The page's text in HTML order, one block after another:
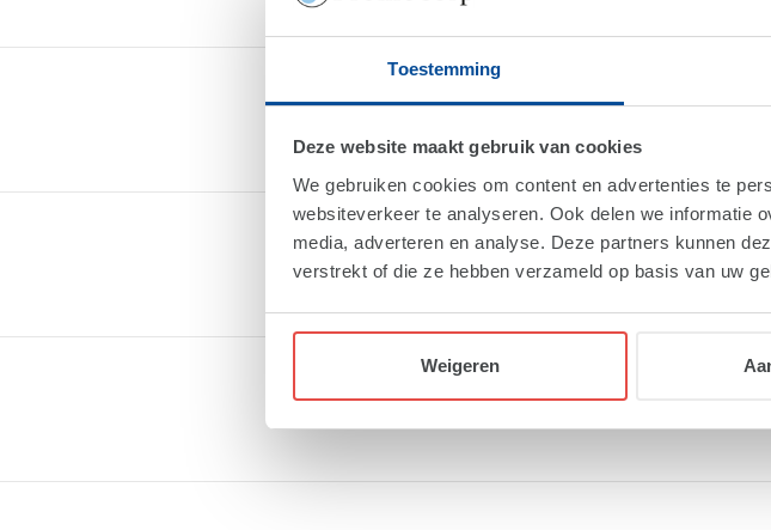
Toestemming
Deze website maakt gebruik van cookies
We gebruiken cookies om content en advertenties te
websiteverkeer te analyseren. Ook delen we informatie
media, adverteren en analyse. Deze partners kunnen
verstrekt of die ze hebben verzameld op basis van uw
Weigeren